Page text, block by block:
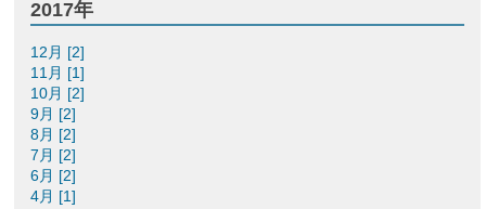
2017年
12月 [2]
11月 [1]
10月 [2]
9月 [2]
8月 [2]
7月 [2]
6月 [2]
4月 [1]